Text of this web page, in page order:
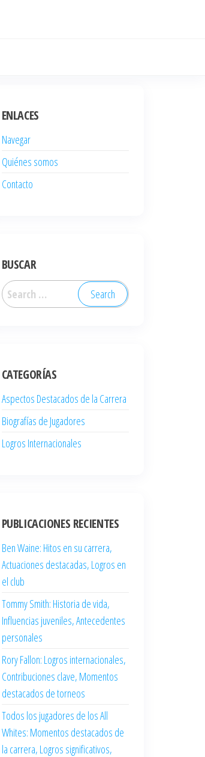
ENLACES
Navegar
Quiénes somos
Contacto
BUSCAR
Search
for:
CATEGORÍAS
Aspectos Destacados de la Carrera
Biografías de Jugadores
Logros Internacionales
PUBLICACIONES RECIENTES
Ben Waine: Hitos en su carrera,
Actuaciones destacadas, Logros en
el club
Tommy Smith: Historia de vida,
Influencias juveniles, Antecedentes
personales
Rory Fallon: Logros internacionales,
Contribuciones clave, Momentos
destacados de torneos
Todos los jugadores de los All
Whites: Momentos destacados de
la carrera, Logros significativos,